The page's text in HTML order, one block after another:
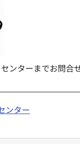
ンターまでお問合
ンター